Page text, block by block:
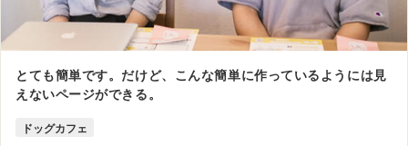
とても簡単です。だけど、こんな簡単に作っているようには見
えないページができる。
ドッグカフェ